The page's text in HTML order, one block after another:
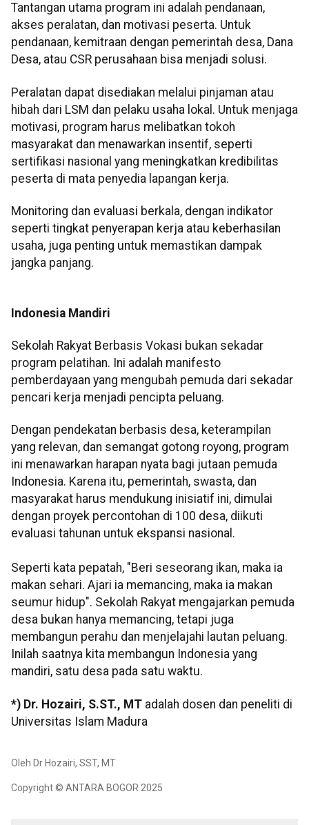
Tantangan utama program ini adalah pendanaan,
akses peralatan, dan motivasi peserta. Untuk
pendanaan, kemitraan dengan pemerintah desa, Dana
Desa, atau CSR perusahaan bisa menjadi solusi.
Peralatan dapat disediakan melalui pinjaman atau
hibah dari LSM dan pelaku usaha lokal. Untuk menjaga
motivasi, program harus melibatkan tokoh
masyarakat dan menawarkan insentif, seperti
sertifikasi nasional yang meningkatkan kredibilitas
peserta di mata penyedia lapangan kerja.
Monitoring dan evaluasi berkala, dengan indikator
seperti tingkat penyerapan kerja atau keberhasilan
usaha, juga penting untuk memastikan dampak
jangka panjang.
Indonesia Mandiri
Sekolah Rakyat Berbasis Vokasi bukan sekadar
program pelatihan. Ini adalah manifesto
pemberdayaan yang mengubah pemuda dari sekadar
pencari kerja menjadi pencipta peluang.
Dengan pendekatan berbasis desa, keterampilan
yang relevan, dan semangat gotong royong, program
ini menawarkan harapan nyata bagi jutaan pemuda
Indonesia. Karena itu, pemerintah, swasta, dan
masyarakat harus mendukung inisiatif ini, dimulai
dengan proyek percontohan di 100 desa, diikuti
evaluasi tahunan untuk ekspansi nasional.
Seperti kata pepatah, "Beri seseorang ikan, maka ia
makan sehari. Ajari ia memancing, maka ia makan
seumur hidup". Sekolah Rakyat mengajarkan pemuda
desa bukan hanya memancing, tetapi juga
membangun perahu dan menjelajahi lautan peluang.
Inilah saatnya kita membangun Indonesia yang
mandiri, satu desa pada satu waktu.
*) Dr. Hozairi, S.ST., MT adalah dosen dan peneliti di
Universitas Islam Madura
Oleh Dr Hozairi, SST, MT
Copyright © ANTARA BOGOR 2025